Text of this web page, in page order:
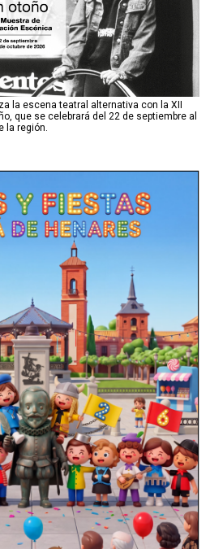
la escena teatral alternativa con la XII
que se celebrará del 22 de septiembre al
la región.